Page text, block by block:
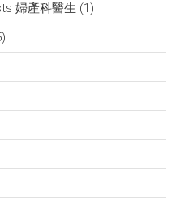
婦產科醫生 (1)